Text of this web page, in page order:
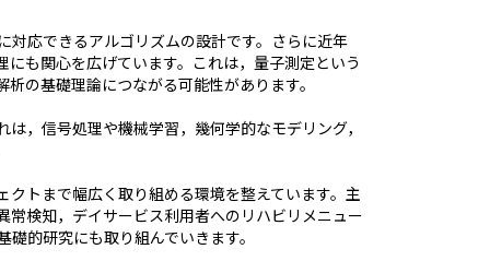
応できるアルゴリズムの設計です。さらに近年
も関心を広げています。これは，量子測定という
の基礎理論につながる可能性があります。
，信号処理や機械学習，幾何学的なモデリング，
トまで幅広く取り組める環境を整えています。主
検知，デイサービス利用者へのリハビリメニュー
的研究にも取り組んでいきます。